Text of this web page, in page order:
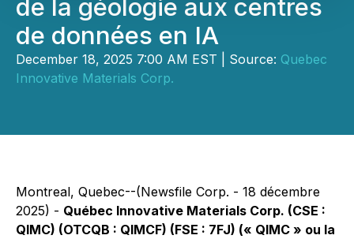
de la géologie aux centres
de données en IA
December 18, 2025 7:00 AM EST | Source: Quebec
Innovative Materials Corp.
Montreal, Quebec--(Newsfile Corp. - 18 décembre
2025) - Québec Innovative Materials Corp. (CSE :
QIMC) (OTCQB : QIMCF) (FSE : 7FJ) (« QIMC » ou la